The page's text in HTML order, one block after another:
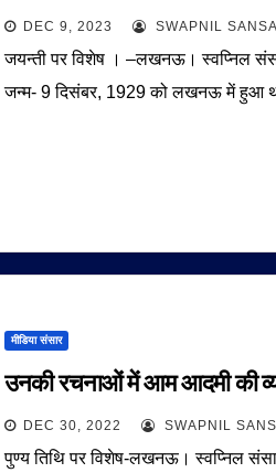
DEC 9, 2023 SWAPNIL
जयन्ती पर विशेष । –लखनऊ। स्वप्निल
जन्म- 9 दिसंबर, 1929 को लखनऊ में हुआ
मीडिया संसार
उनकी रचनाओं में आम आदमी की
DEC 30, 2022 SWAPNIL
पुण्य तिथि पर विशेष-लखनऊ। स्वप्निल